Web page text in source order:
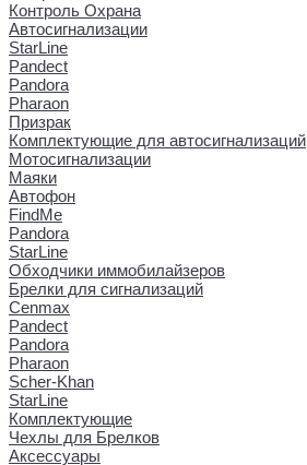
Контроль Охрана
Автосигнализации
StarLine
Pandect
Pandora
Pharaon
Призрак
Комплектующие для автосигнализаций
Мотосигнализации
Маяки
Автофон
FindMe
Pandora
StarLine
Обходчики иммобилайзеров
Брелки для сигнализаций
Cenmax
Pandect
Pandora
Pharaon
Scher-Khan
StarLine
Комплектующие
Чехлы для Брелков
Аксессуары